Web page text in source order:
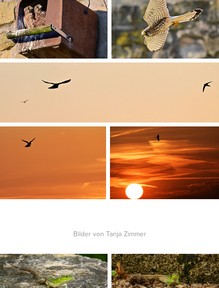
Bilder von Tanja Zimmer